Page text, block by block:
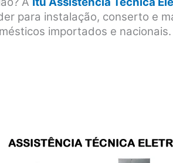
para instalação, conserto e
importados e nacionais.